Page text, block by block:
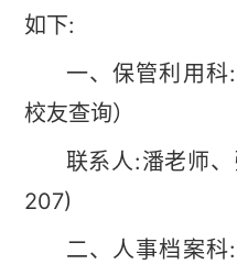
如下:
一、保管利用科
校友查询）
联系人:潘老师
207)
二、人事档案